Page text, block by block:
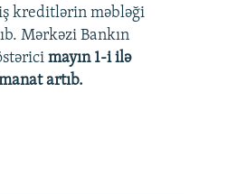
480p
720p
kreditlərin məbləği
Mərkəzi Bankın
mayın 1-i ilə
artıb.